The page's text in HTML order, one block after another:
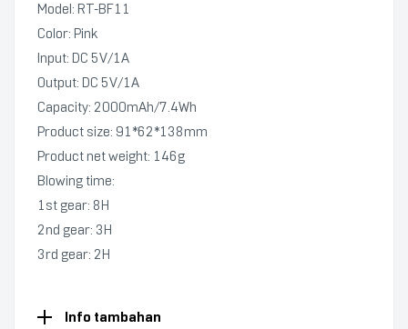
Model: RT-BF11
Color: Pink
Input: DC 5V/1A
Output: DC 5V/1A
Capacity: 2000mAh/7.4Wh
Product size: 91*62*138mm
Product net weight: 146g
Blowing time:
1st gear: 8H
2nd gear: 3H
3rd gear: 2H
Info tambahan